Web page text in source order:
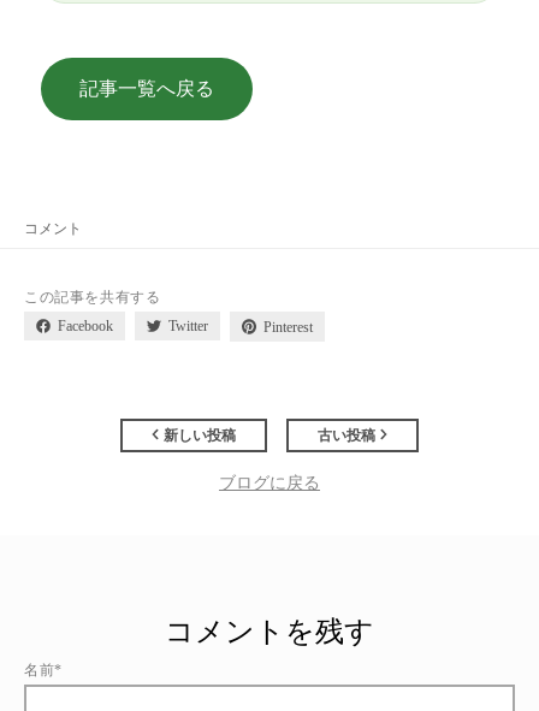
記事一覧へ戻る
コメント
この記事を共有する
Facebook
Twitter Pinterest
新しい投稿 古い投稿
ブログに戻る
コメントを残す
名前*